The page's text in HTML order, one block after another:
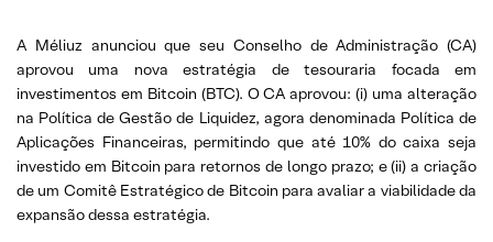
A Méliuz anunciou que seu Conselho de Administração (CA)
aprovou uma nova estratégia de tesouraria focada em
investimentos em Bitcoin (BTC). O CA aprovou: (i) uma alteração
na Política de Gestão de Liquidez, agora denominada Política de
Aplicações Financeiras, permitindo que até 10% do caixa seja
investido em Bitcoin para retornos de longo prazo; e (ii) a criação
de um Comitê Estratégico de Bitcoin para avaliar a viabilidade da
expansão dessa estratégia.